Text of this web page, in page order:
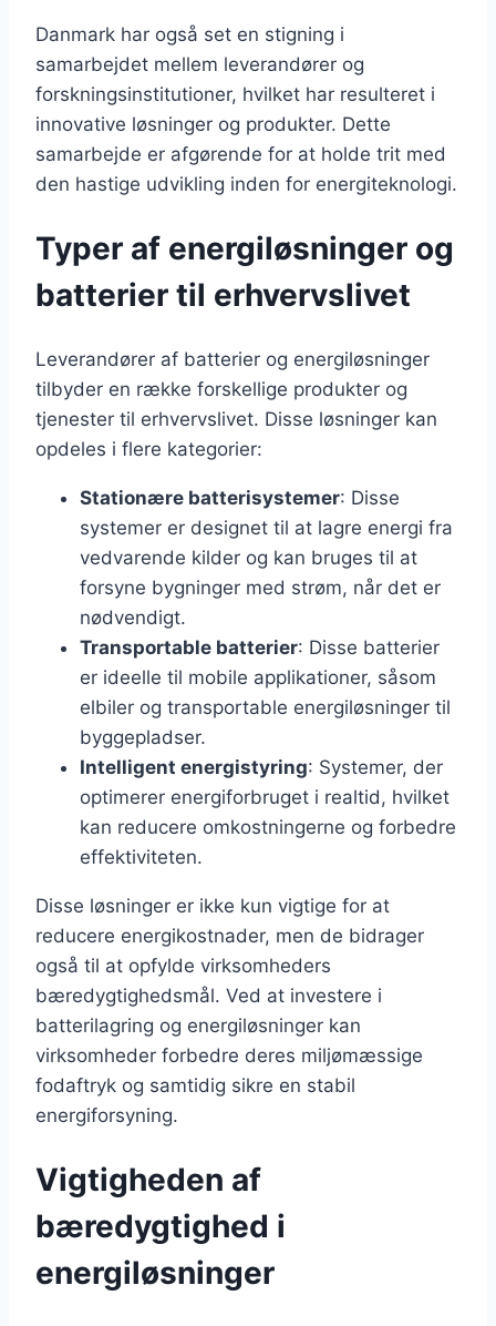
Danmark har også set en stigning i
samarbejdet mellem leverandører og
forskningsinstitutioner, hvilket har resulteret i
innovative løsninger og produkter. Dette
samarbejde er afgørende for at holde trit med
den hastige udvikling inden for energiteknologi.
Typer af energiløsninger og
batterier til erhvervslivet
Leverandører af batterier og energiløsninger
tilbyder en række forskellige produkter og
tjenester til erhvervslivet. Disse løsninger kan
opdeles i flere kategorier:
Stationære batterisystemer: Disse
systemer er designet til at lagre energi fra
vedvarende kilder og kan bruges til at
forsyne bygninger med strøm, når det er
nødvendigt.
Transportable batterier: Disse batterier
er ideelle til mobile applikationer, såsom
elbiler og transportable energiløsninger til
byggepladser.
Intelligent energistyring: Systemer, der
optimerer energiforbruget i realtid, hvilket
kan reducere omkostningerne og forbedre
effektiviteten.
Disse løsninger er ikke kun vigtige for at
reducere energikostnader, men de bidrager
også til at opfylde virksomheders
bæredygtighedsmål. Ved at investere i
batterilagring og energiløsninger kan
virksomheder forbedre deres miljømæssige
fodaftryk og samtidig sikre en stabil
energiforsyning.
Vigtigheden af
bæredygtighed i
energiløsninger